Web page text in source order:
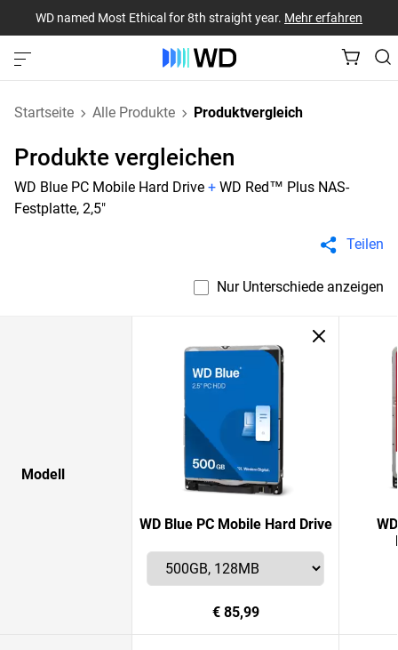
WD named Most Ethical for 8th straight year. Mehr erfahren
Startseite Alle Produkte Produktvergleich
Produkte vergleichen
WD Blue PC Mobile Hard Drive + WD Red™ Plus NAS-
Festplatte, 2,5"
Teilen
Nur Unterschiede anzeigen
Modell
WD Blue PC Mobile Hard Drive
€ 85,99